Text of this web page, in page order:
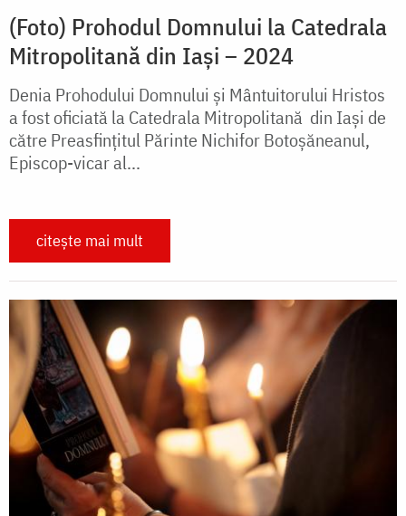
(Foto) Prohodul Domnului la Catedrala
Mitropolitană din Iași – 2024
Denia Prohodului Domnului și Mântuitorului Hristos
a fost oficiată la Catedrala Mitropolitană din Iași de
către Preasfințitul Părinte Nichifor Botoșăneanul,
Episcop-vicar al...
citește mai mult